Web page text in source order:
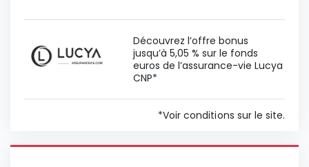
Découvrez l’offre bonus
jusqu’à 5,05 % sur le fonds
euros de l’assurance-vie Lucya
CNP*
*Voir conditions sur le site.